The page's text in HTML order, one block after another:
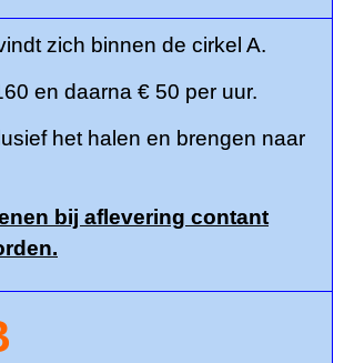
zich binnen de cirkel A.
en daarna € 50 per uur.
het halen en brengen naar
bij aflevering contant